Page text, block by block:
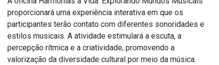
proporcionará uma experiência interativa em que os
participantes terão contato com diferentes sonoridades e
estilos musicais. A atividade estimulará a escuta, a
percepção rítmica e a criatividade, promovendo a
valorização da diversidade cultural por meio da música.